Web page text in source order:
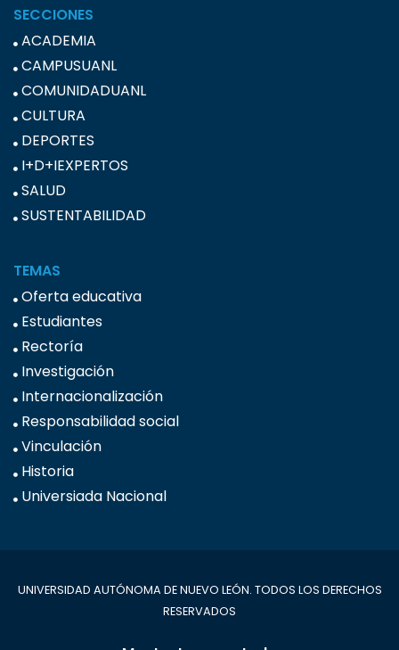
SECCIONES
ACADEMIA
CAMPUSUANL
COMUNIDADUANL
CULTURA
DEPORTES
I+D+IEXPERTOS
SALUD
SUSTENTABILIDAD
TEMAS
Oferta educativa
Estudiantes
Rectoría
Investigación
Internacionalización
Responsabilidad social
Vinculación
Historia
Universiada Nacional
UNIVERSIDAD AUTÓNOMA DE NUEVO LEÓN. TODOS LOS DERECHOS
RESERVADOS